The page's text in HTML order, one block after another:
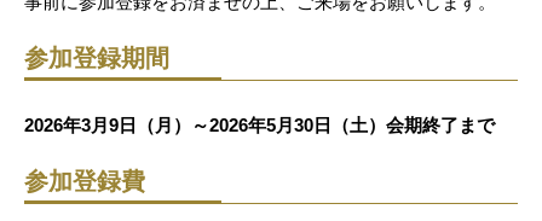
参加登録期間
2026年3月9日（月）～2026年5月30日（土）会期終了まで
参加登録費